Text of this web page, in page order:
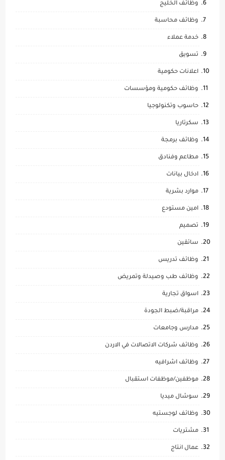
وظائف الخليج
وظائف محاسبة
خدمة عملاء
تسويق
اعلانات حكومية
وظائف حكومية ومؤسسات
حاسوب وتكنولوجيا
سكرتاريا
وظائف برمجة
مطاعم وفنادق
ادخال بيانات
موارد بشرية
امين مستودع
تصميم
سائقين
وظائف تدريس
وظائف طب وصيدلة وتمريض
اسواق تجارية
مراقبة/ضبط الجودة
مدارس وجامعات
وظائف شركات الاتصالات في الاردن
وظائف اشرافيه
موظفين/موظفات استقبال
سوشال ميديا
وظائف لوجستيه
مشتريات
عمال انتاج